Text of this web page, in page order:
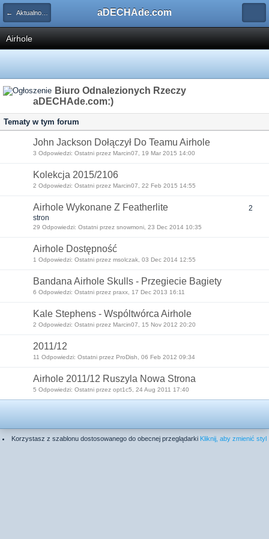
← Aktualności ze świata marek aDECHAde.com
Airhole
Biuro Odnalezionych Rzeczy
aDECHAde.com:)
Tematy w tym forum
John Jackson Dołączył Do Teamu Airhole
3 Odpowiedzi: Ostatni przez Marcin07, 19 Mar 2015 14:00
Kolekcja 2015/2106
2 Odpowiedzi: Ostatni przez Marcin07, 22 Feb 2015 14:55
Airhole Wykonane Z Featherlite
2
stron
29 Odpowiedzi: Ostatni przez snowmoni, 23 Dec 2014 10:35
Airhole Dostępność
1 Odpowiedzi: Ostatni przez msolczak, 03 Dec 2014 12:55
Bandana Airhole Skulls - Przegiecie Bagiety
6 Odpowiedzi: Ostatni przez praxx, 17 Dec 2013 16:11
Kale Stephens - Wspóltwórca Airhole
2 Odpowiedzi: Ostatni przez Marcin07, 15 Nov 2012 20:20
2011/12
11 Odpowiedzi: Ostatni przez ProDish, 06 Feb 2012 09:34
Airhole 2011/12 Ruszyla Nowa Strona
5 Odpowiedzi: Ostatni przez opt1c5, 24 Aug 2011 17:40
Korzystasz z szablonu dostosowanego do obecnej przeglądarki Kliknij, aby zmienić styl